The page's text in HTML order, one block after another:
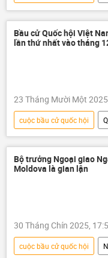
thông tin
Tổng
Quốc hội Việt Nam
Tô Lâm
Chính trị
Bầu cử Quốc hội Việt
lần thứ nhất vào tháng
23 Tháng Mười Một
cuộc bầu cử quốc hội
Việt Nam
Mặt
bầu cử
Chính trị
Đảng Cộng sản Việt Nam
Bộ trưởng Ngoại giao
Moldova là gian lận
30 Tháng Chín 2025,
cuộc bầu cử quốc hội